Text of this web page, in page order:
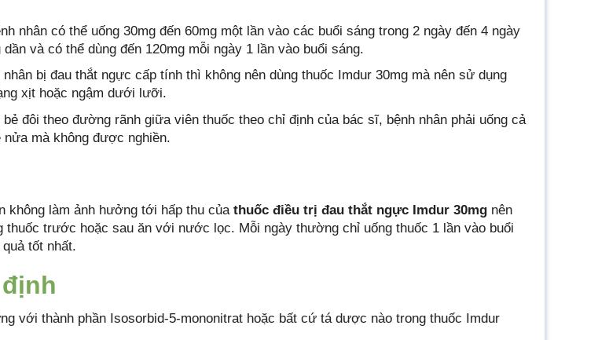
nhân có thể uống 30mg đến 60mg một lần vào các buổi sáng trong 2 ngày đến 4 ngày
dần và có thể dùng đến 120mg mỗi ngày 1 lần vào buổi sáng.
bị đau thắt ngực cấp tính thì không nên dùng thuốc Imdur 30mg mà nên sử dụng
xịt hoặc ngậm dưới lưỡi.
đôi theo đường rãnh giữa viên thuốc theo chỉ định của bác sĩ, bệnh nhân phải uống cả
nửa mà không được nghiền.
không làm ảnh hưởng tới hấp thu của thuốc điều trị đau thắt ngực Imdur 30mg nên
thuốc trước hoặc sau ăn với nước lọc. Mỗi ngày thường chỉ uống thuốc 1 lần vào buổi
tốt nhất.
với thành phần Isosorbid-5-mononitrat hoặc bất cứ tá dược nào trong thuốc Imdur